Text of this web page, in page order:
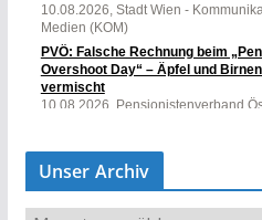
Unser Archiv